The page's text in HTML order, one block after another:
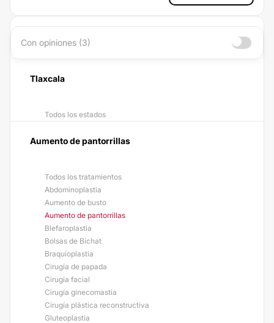
Con opiniones (3)
Tlaxcala
Todos los estados
Aumento de pantorrillas
Todos los tratamientos
Abdominoplastia
Aumento de busto
Aumento de pantorrillas
Blefaroplastia
Bolsas de Bichat
Braquioplastia
Cirugía de papada
Cirugía facial
Cirugía ginecomastia
Cirugía plástica reconstructiva
Gluteoplastia